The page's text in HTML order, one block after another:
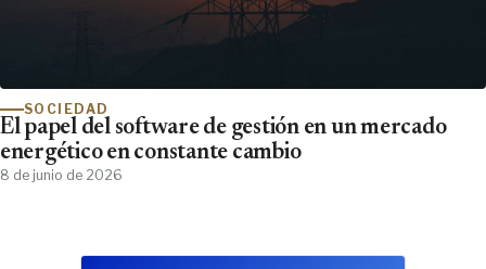
SOCIEDAD
El papel del software de gestión en un mercado
energético en constante cambio
8 de junio de 2026